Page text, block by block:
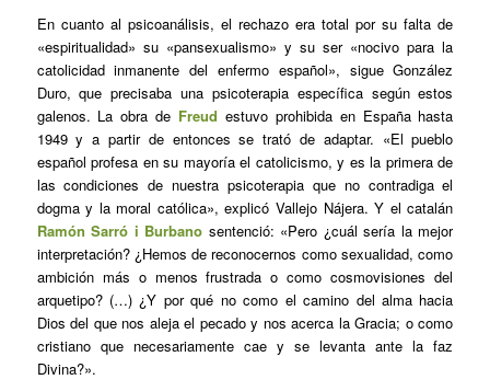
En cuanto al psicoanálisis, el rechazo era total por su falta de
«espiritualidad» su «pansexualismo» y su ser «nocivo para la
catolicidad inmanente del enfermo español», sigue González
Duro, que precisaba una psicoterapia específica según estos
galenos. La obra de Freud estuvo prohibida en España hasta
1949 y a partir de entonces se trató de adaptar. «El pueblo
español profesa en su mayoría el catolicismo, y es la primera de
las condiciones de nuestra psicoterapia que no contradiga el
dogma y la moral católica», explicó Vallejo Nájera. Y el catalán
Ramón Sarró i Burbano sentenció: «Pero ¿cuál sería la mejor
interpretación? ¿Hemos de reconocernos como sexualidad, como
ambición más o menos frustrada o como cosmovisiones del
arquetipo? (…) ¿Y por qué no como el camino del alma hacia
Dios del que nos aleja el pecado y nos acerca la Gracia; o como
cristiano que necesariamente cae y se levanta ante la faz
Divina?».